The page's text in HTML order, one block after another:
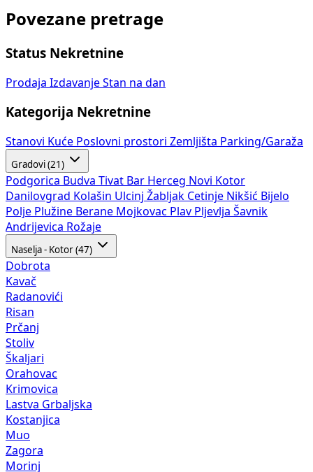
Povezane pretrage
Status Nekretnine
Prodaja Izdavanje Stan na dan
Kategorija Nekretnine
Stanovi Kuće Poslovni prostori Zemljišta Parking/Garaža
Gradovi (21)
Podgorica Budva Tivat Bar Herceg Novi Kotor
Danilovgrad Kolašin Ulcinj Žabljak Cetinje Nikšić Bijelo
Polje Plužine Berane Mojkovac Plav Pljevlja Šavnik
Andrijevica Rožaje
Naselja - Kotor (47)
Dobrota
Kavač
Radanovići
Risan
Prčanj
Stoliv
Škaljari
Orahovac
Krimovica
Lastva Grbaljska
Kostanjica
Muo
Zagora
Morinj